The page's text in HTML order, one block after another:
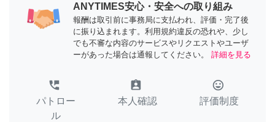
ANYTIMES安心・安全への取り組み
報酬は取引前に事務局に支払われ、評価・完了後
に振り込まれます。利用規約違反の恐れや、少し
でも不審な内容のサービスやリクエストやユーザ
ーがあった場合は通報してください。
詳細を見る
perm_phone_msg
パトロー
ル
assignment_ind
本人確認
tag_faces
評価制度